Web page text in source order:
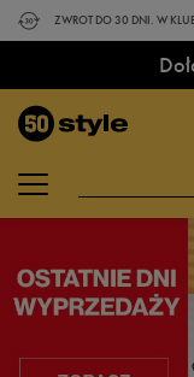
ZWROT DO 30 DNI. W